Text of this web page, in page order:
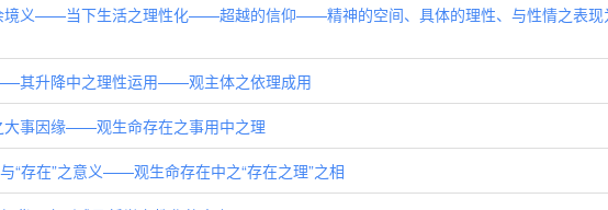
境义——当下生活之理性化——超越的信仰——精神的空间、具体的理性、与性情之表现
其升降中之理性运用——观主体之依理成用
大事因缘——观生命存在之事用中之理
“存在”之意义——观生命存在中之“存在之理”之相